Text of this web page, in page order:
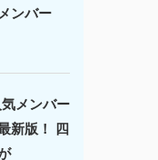
ンバー
メンバー
新版！ 四